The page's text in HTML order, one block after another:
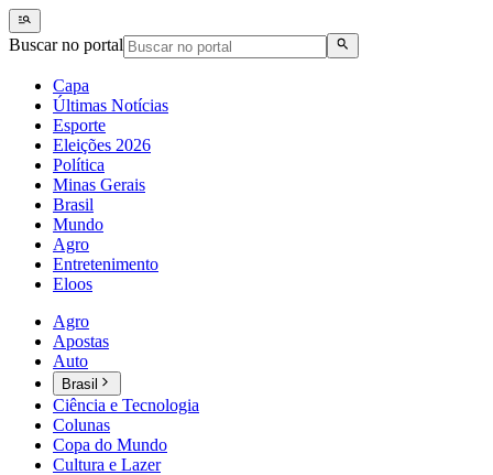
Buscar no portal
Capa
Últimas Notícias
Esporte
Eleições 2026
Política
Minas Gerais
Brasil
Mundo
Agro
Entretenimento
Eloos
Agro
Apostas
Auto
Brasil
Ciência e Tecnologia
Colunas
Copa do Mundo
Cultura e Lazer